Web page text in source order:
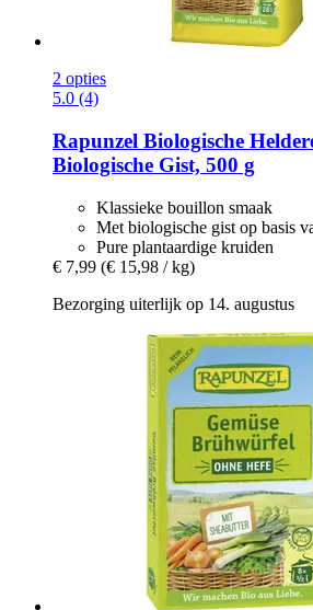
2 opties
5.0 (4)
Rapunzel Biologische
Biologische Gist, 500 g
Klassieke bouillon smaak
Met biologische gist op basis
Pure plantaardige kruiden
€ 7,99 (€ 15,98 / kg)
Bezorging uiterlijk op 14. augustus